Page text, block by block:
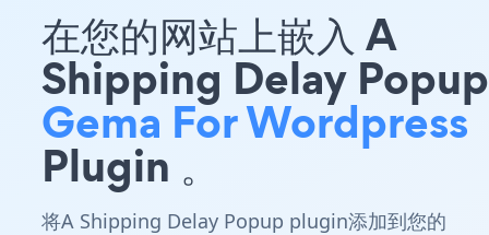
在您的网站上嵌入 A
Shipping Delay Popup
Gema For Wordpress
Plugin 。
将A Shipping Delay Popup plugin添加到您的